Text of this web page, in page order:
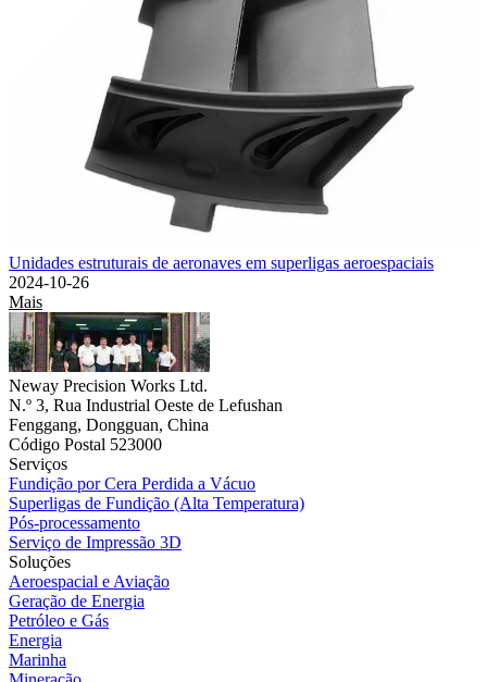
Unidades estruturais de aeronaves em superligas aeroespaciais
2024-10-26
Mais
Neway Precision Works Ltd.
N.º 3, Rua Industrial Oeste de Lefushan
Fenggang, Dongguan, China
Código Postal 523000
Serviços
Fundição por Cera Perdida a Vácuo
Superligas de Fundição (Alta Temperatura)
Pós-processamento
Serviço de Impressão 3D
Soluções
Aeroespacial e Aviação
Geração de Energia
Petróleo e Gás
Energia
Marinha